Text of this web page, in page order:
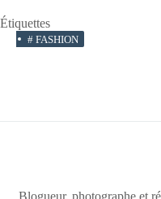
Étiquettes
# FASHION